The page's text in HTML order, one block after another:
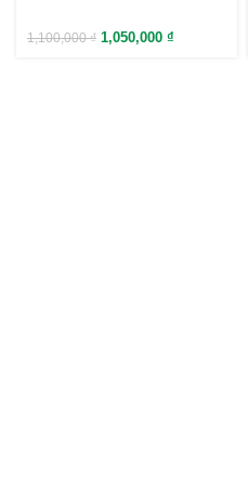
1,100,000₫ 1,050,000 ₫